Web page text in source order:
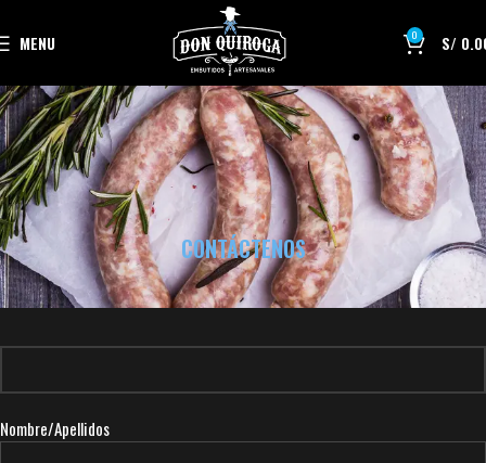
MENU 0 S/
CONTÁCTENOS
Nombre/Apellidos